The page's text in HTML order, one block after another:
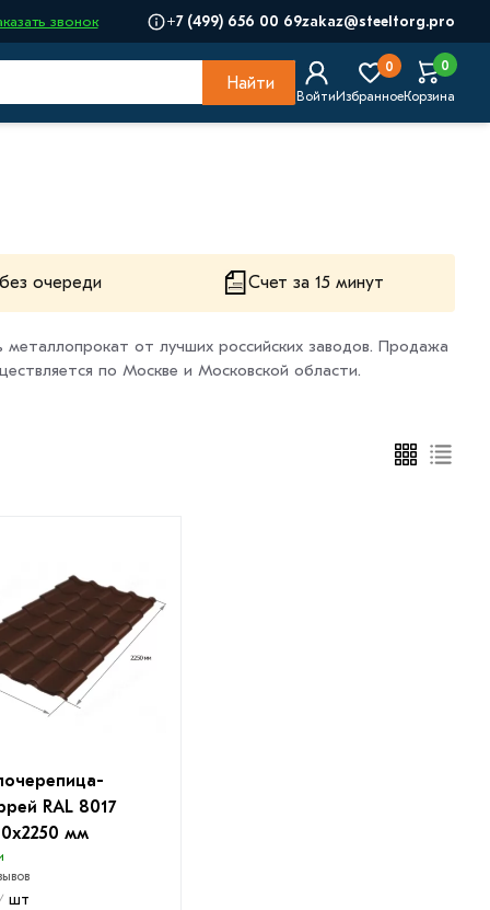
звонок +7 (499) 656 00 69zakaz@steeltorg.pro
Найти
ВойтиИзбранное
0
Корзина
0
очереди Счет за 15 минут
металлопрокат от лучших российских заводов. Продажа
по Москве и Московской области.
RAL 8017
мм
шт